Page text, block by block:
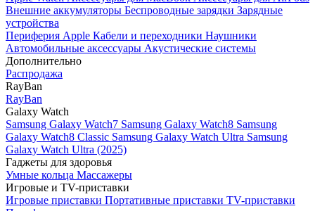
Внешние аккумуляторы Беспроводные зарядки Зарядные
устройства
Периферия Apple Кабели и переходники Наушники
Автомобильные аксессуары Акустические системы
Дополнительно
Распродажа
RayBan
RayBan
Galaxy Watch
Samsung Galaxy Watch7 Samsung Galaxy Watch8 Samsung
Galaxy Watch8 Classic Samsung Galaxy Watch Ultra Samsung
Galaxy Watch Ultra (2025)
Гаджеты для здоровья
Умные кольца Массажеры
Игровые и TV-приставки
Игровые приставки Портативные приставки TV-приставки